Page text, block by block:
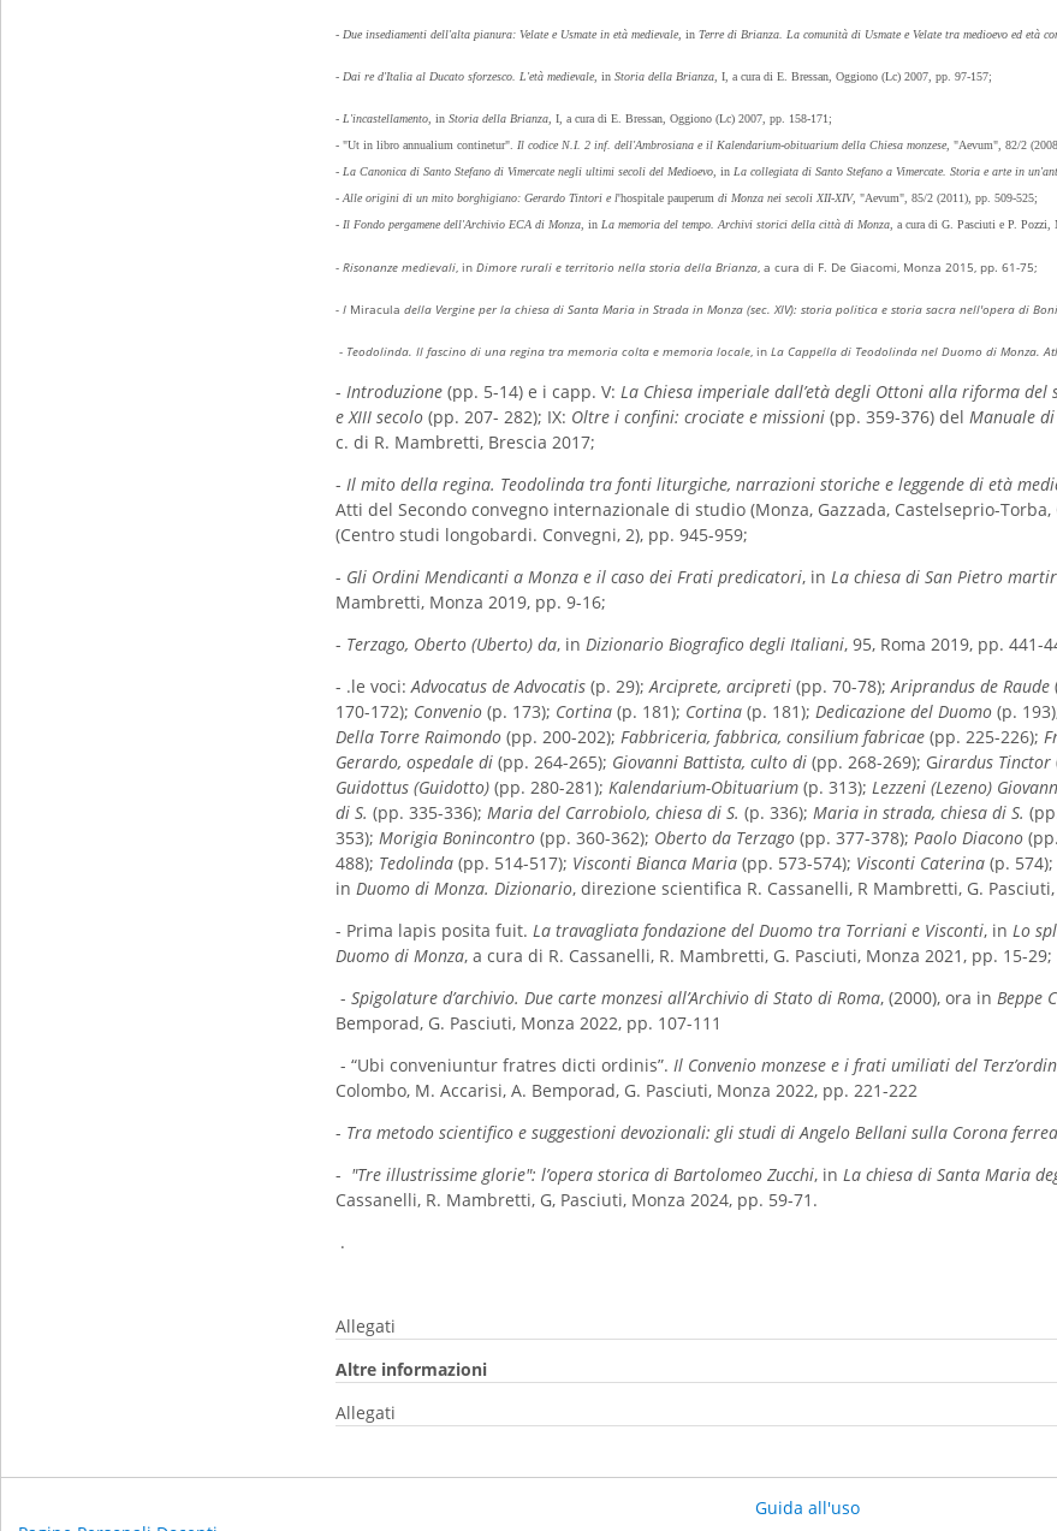
- Due insediamenti dell'alta pianura: Velate e Usmate in età medievale , in Terre di Brianza. La comunità di Usmate e Velate tra medioevo ed età
- Dai re d'Italia al Ducato sforzesco. L'età medievale , in Storia della Brianza , I, a cura di E. Bressan, Oggiono (Lc) 2007, pp. 97-157;
- L'incastellamento , in Storia della Brianza , I, a cura di E. Bressan, Oggiono (Lc) 2007, pp. 158-171;
- "Ut in libro annualium continetur". Il codice N.I. 2 inf. dell'Ambrosiana e il Kalendarium-obituarium della Chiesa monzese , "Aevum", 82/2
- La Canonica di Santo Stefano di Vimercate negli ultimi secoli del Medioevo , in La collegiata di Santo Stefano a Vimercate. Storia e arte in
- Alle origini di un mito borghigiano: Gerardo Tintori e l'hospitale pauperum di Monza nei secoli XII-XIV, "Aevum", 85/2 (2011), pp. 509-525;
- Il Fondo pergamene dell'Archivio ECA di Monza , in La memoria del tempo. Archivi storici della città di Monza , a cura di G. Pasciuti e P.
- Risonanze medievali, in Dimore rurali e territorio nella storia della Brianza, a cura di F. De Giacomi, Monza 2015, pp. 61-75;
- I Miracula della Vergine per la chiesa di Santa Maria in Strada in Monza (sec. XIV): storia politica e storia sacra nell'opera di
- Teodolinda. Il fascino di una regina tra memoria colta e memoria locale, in La Cappella di Teodolinda nel Duomo di Monza.
- Introduzione (pp. 5-14) e i capp. V: La Chiesa imperiale dall’età degli Ottoni alla riforma del
e XIII secolo (pp. 207- 282); IX: Oltre i confini: crociate e missioni (pp. 359-376) del Manuale
c. di R. Mambretti, Brescia 2017;
- Il mito della regina. Teodolinda tra fonti liturgiche, narrazioni storiche e leggende di età
Atti del Secondo convegno internazionale di studio (Monza, Gazzada, Castelseprio-
(Centro studi longobardi. Convegni, 2), pp. 945-959;
- Gli Ordini Mendicanti a Monza e il caso dei Frati predicatori, in La chiesa di San Pietro
Mambretti, Monza 2019, pp. 9-16;
- Terzago, Oberto (Uberto) da, in Dizionario Biografico degli Italiani, 95, Roma 2019, pp. 441-
- .le voci:Advocatus de Advocatis (p. 29);Arciprete, arcipreti (pp. 70-78);Ariprandus de Raude
170-172); Convenio (p. 173); Cortina (p. 181); Cortina (p. 181); Dedicazione del Duomo (p.
Della Torre Raimondo (pp. 200-202); Fabbriceria, fabbrica, consilium fabricae (pp. 225-226);
Gerardo, ospedale di (pp. 264-265); Giovanni Battista, culto di (pp. 268-269); Girardus Tinctor
Guidottus (Guidotto) (pp. 280-281); Kalendarium-Obituarium (p. 313); Lezzeni (Lezeno)
di S. (pp. 335-336); Maria del Carrobiolo, chiesa di S. (p. 336); Maria in strada, chiesa di S.
353); Morigia Bonincontro (pp. 360-362); Oberto da Terzago (pp. 377-378); Paolo Diacono
488); Tedolinda (pp. 514-517); Visconti Bianca Maria (pp. 573-574); Visconti Caterina (p. 574);
in Duomo di Monza. Dizionario, direzione scientifica R. Cassanelli, R Mambretti, G.
- Prima lapis posita fuit. La travagliata fondazione del Duomo tra Torriani e Visconti, in Lo
Duomo di Monza, a cura di R. Cassanelli, R. Mambretti, G. Pasciuti, Monza 2021, pp. 15-29;
- Spigolature d’archivio. Due carte monzesi all’Archivio di Stato di Roma, (2000), ora in Beppe
Bemporad, G. Pasciuti, Monza 2022, pp. 107-111
- “Ubi conveniuntur fratres dicti ordinis”. Il Convenio monzese e i frati umiliati del
Colombo, M. Accarisi, A. Bemporad, G. Pasciuti, Monza 2022, pp. 221-222
- Tra metodo scientifico e suggestioni devozionali: gli studi di Angelo Bellani sulla Corona ferrea
- "Tre illustrissime glorie": l’opera storica di Bartolomeo Zucchi, in La chiesa di Santa Maria
Cassanelli, R. Mambretti, G, Pasciuti, Monza 2024, pp. 59-71.
.
Allegati
Altre informazioni
Allegati
Guida all'uso